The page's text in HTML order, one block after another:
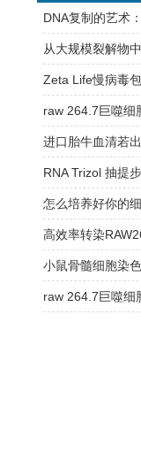
DNA复制的艺术
从大规模裂解物
raw 264.7巨噬细
进口胎牛血清若
RNA Trizol 抽提
怎么培养好你的
小鼠骨髓细胞染
raw 264.7巨噬细